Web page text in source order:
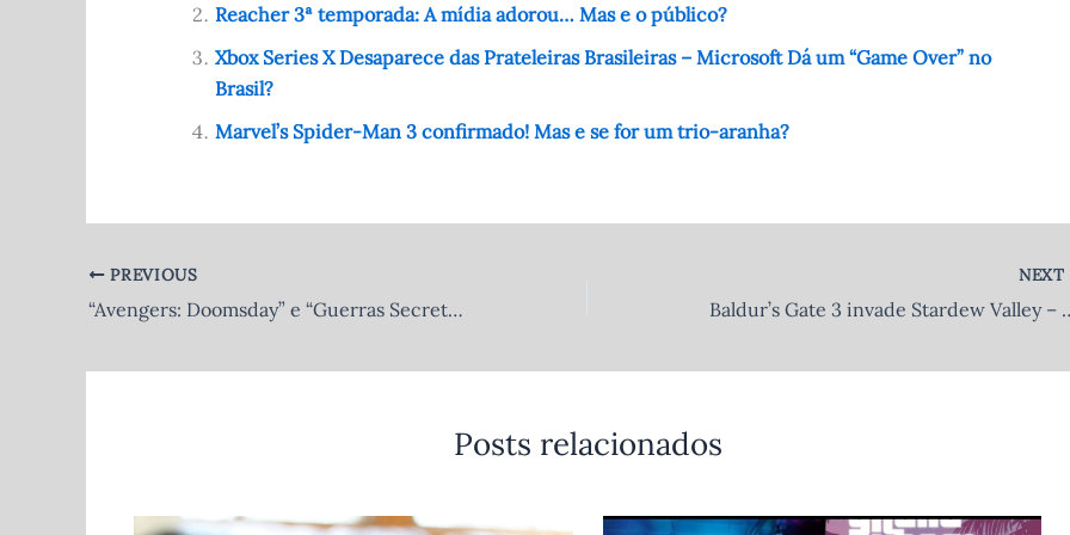
b
o
k
t A
p
p
r
Reacher 3ª temporada: A mídia adorou… Mas e o público?
Xbox Series X Desaparece das Prateleiras Brasileiras – Microsoft Dá um “Game Over” no
Brasil?
Marvel’s Spider-Man 3 confirmado! Mas e se for um trio-aranha?
PREVIOUS
“Avengers: Doomsday” e “Guerras Secretas” precisam superar Guerra Infinita e Ultimato… Boa sorte com isso, Marvel!
NEXT
Baldur’s Gate 3 invade Stardew
Posts relacionados